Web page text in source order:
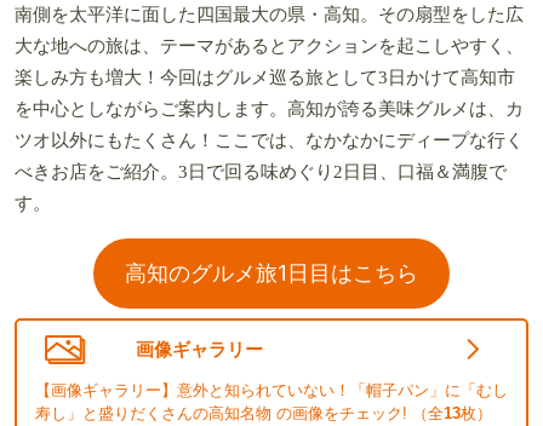
南側を太平洋に面した四国最大の県・高知。その扇型をした広
大な地への旅は、テーマがあるとアクションを起こしやすく、
楽しみ方も増大！今回はグルメ巡る旅として3日かけて高知市
を中心としながらご案内します。高知が誇る美味グルメは、カ
ツオ以外にもたくさん！ここでは、なかなかにディープな行く
べきお店をご紹介。3日で回る味めぐり2日目、口福＆満腹で
す。
高知のグルメ旅1日目はこちら
画像ギャラリー
【画像ギャラリー】意外と知られていない！「帽子パン」に「むし
寿し」と盛りだくさんの高知名物 の画像をチェック! （全13枚）